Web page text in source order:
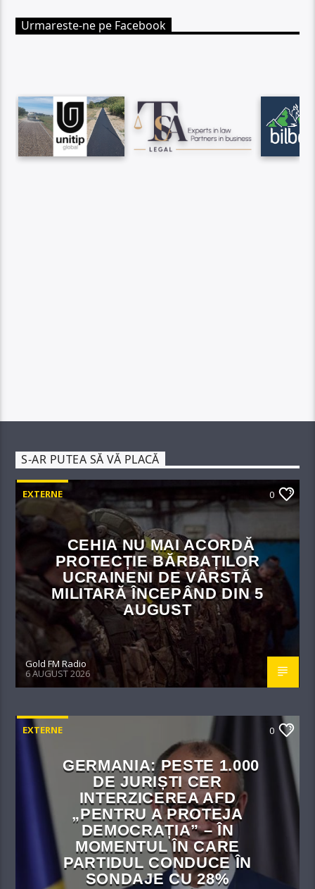
Urmareste-ne pe Facebook
S-AR PUTEA SĂ VĂ PLACĂ
EXTERNE 0
CEHIA NU MAI ACORDĂ
PROTECȚIE BĂRBAȚILOR
UCRAINENI DE VÂRSTĂ
MILITARĂ ÎNCEPÂND DIN 5
AUGUST
Gold FM Radio
6 AUGUST 2026
EXTERNE 0
GERMANIA: PESTE 1.000
DE JURIȘTI CER
INTERZICEREA AFD
„PENTRU A PROTEJA
DEMOCRAȚIA” – ÎN
MOMENTUL ÎN CARE
PARTIDUL CONDUCE ÎN
SONDAJE CU 28%